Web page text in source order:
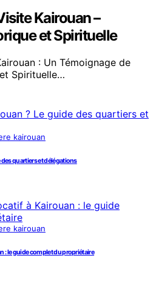
Kairouan –
et Spirituelle
: Un Témoignage de
Spirituelle…
kairouan
des quartiers et délégations
kairouan
: le guide complet du propriétaire